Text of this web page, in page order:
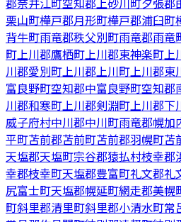
栗山町樺戸郡月形町樺戸郡浦臼町
背牛町雨竜郡秩父別町雨竜郡雨竜
町上川郡鷹栖町上川郡東神楽町上
川郡愛別町上川郡上川町上川郡東
富良野町空知郡中富良野町空知郡
川郡和寒町上川郡剣淵町上川郡下
威子府村中川郡中川町雨竜郡幌加
平町苫前郡苫前町苫前郡羽幌町苫
天塩郡天塩町宗谷郡猿払村枝幸郡
幸郡枝幸町天塩郡豊富町礼文郡礼
尻富士町天塩郡幌延町網走郡美幌
町斜里郡清里町斜里郡小清水町常